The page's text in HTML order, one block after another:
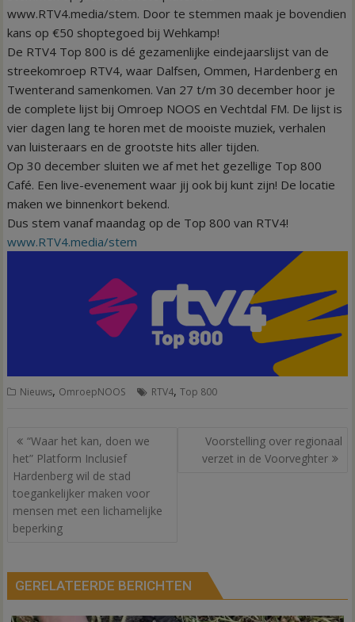
www.RTV4.media/stem. Door te stemmen maak je bovendien
kans op €50 shoptegoed bij Wehkamp!
De RTV4 Top 800 is dé gezamenlijke eindejaarslijst van de
streekomroep RTV4, waar Dalfsen, Ommen, Hardenberg en
Twenterand samenkomen. Van 27 t/m 30 december hoor je
de complete lijst bij Omroep NOOS en Vechtdal FM. De lijst is
vier dagen lang te horen met de mooiste muziek, verhalen
van luisteraars en de grootste hits aller tijden.
Op 30 december sluiten we af met het gezellige Top 800
Café. Een live-evenement waar jij ook bij kunt zijn! De locatie
maken we binnenkort bekend.
Dus stem vanaf maandag op de Top 800 van RTV4!
www.RTV4.media/stem
Nieuws, OmroepNOOS RTV4,Top 800
Bericht
navigatie
“Waar het kan, doen we
het” Platform Inclusief
Hardenberg wil de stad
toegankelijker maken voor
mensen met een lichamelijke
beperking
Voorstelling over regionaal
verzet in de Voorveghter
GERELATEERDE BERICHTEN